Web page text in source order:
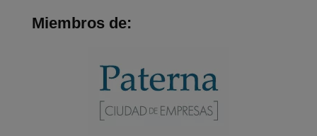
Miembros de: